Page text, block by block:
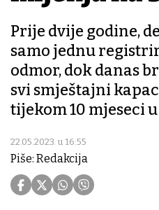
Prije dvije godine,
samo jednu
odmor, dok danas
svi smještajni
tijekom 10 mjeseci
22.05.2023. u 16:55
Piše: Redakcija